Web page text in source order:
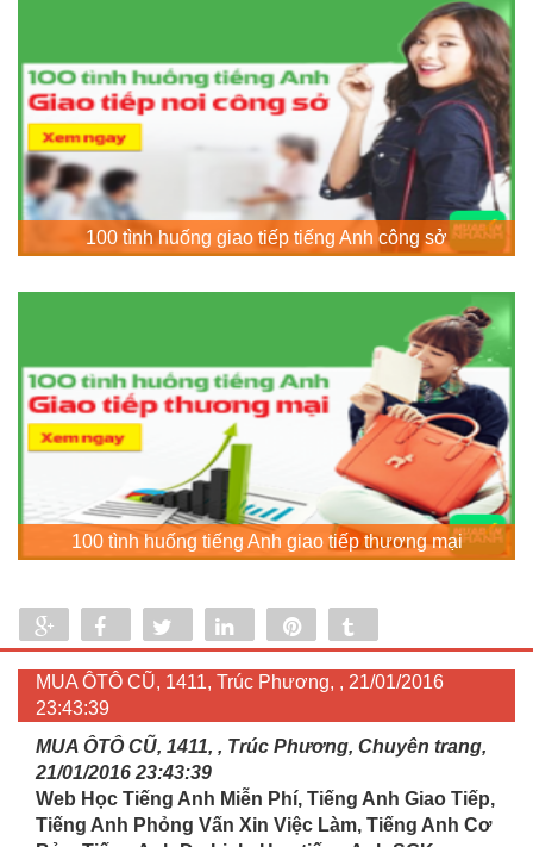
100 tình huống giao tiếp tiếng Anh công sở
100 tình huống tiếng Anh giao tiếp thương mại
Share Share Tweet Share
MUA ÔTÔ CŨ, 1411, Trúc Phương, , 21/01/2016
23:43:39
MUA ÔTÔ CŨ, 1411, , Trúc Phương, Chuyên trang,
21/01/2016 23:43:39
Web Học Tiếng Anh Miễn Phí, Tiếng Anh Giao Tiếp,
Tiếng Anh Phỏng Vấn Xin Việc Làm, Tiếng Anh Cơ